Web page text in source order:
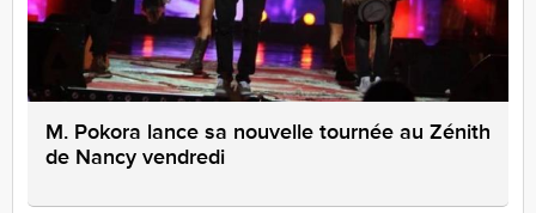
M. Pokora lance sa nouvelle tournée au Zénith
de Nancy vendredi